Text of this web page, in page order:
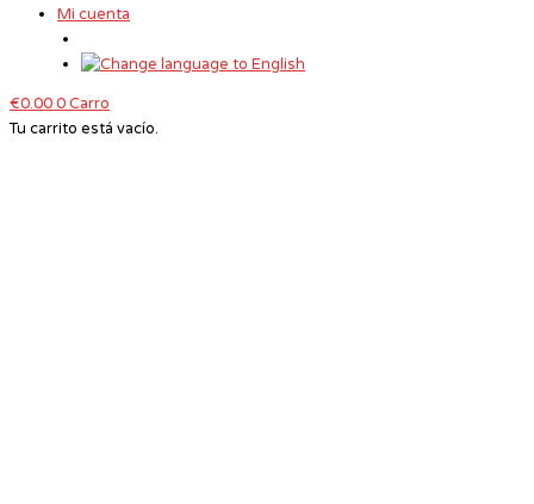
Mi cuenta
€0.000Carro
Tu carrito está vacío.